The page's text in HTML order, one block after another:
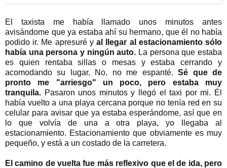
El taxista me había llamado unos minutos antes
avisándome que ya estaba ahí su hermano, que él no había
podido ir. Me apresuré yal llegar al estacionamiento sólo
había una persona y ningún auto. La persona que estaba
es quien rentaba sillas o mesas y estaba cerrando y
acomodando su lugar. No, no me espanté.Sé que de
pronto me "arriesgo" un poco, pero estaba muy
tranquila. Pasaron unos minutos y llegó el taxi por mi. Él
había vuelto a una playa cercana porque no tenía red en su
celular para avisar que ya estaba esperándome, así que en
lo que volvía de una a otra playa, yo llegaba al
estacionamiento. Estacionamiento que obviamente es muy
pequeño, y está a un costado de la carretera.
El camino de vuelta fue más reflexivo que el de ida, pero